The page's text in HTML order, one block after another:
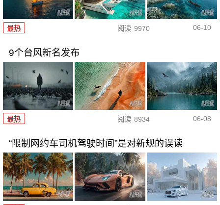
最热 阅读 9970 06-10
9个台风新名发布
最热 阅读 8934 06-08
“限制网约车司机驾驶时间”是对新规的误读